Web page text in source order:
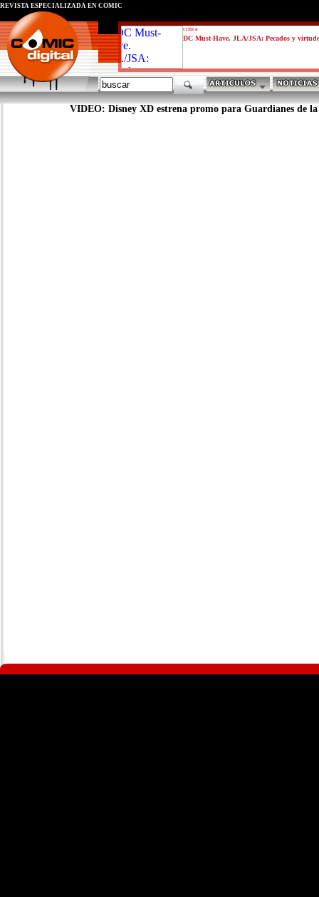
critica
DC Must-Have. JLA/JSA: Pecados y
REVISTA ESPECIALIZADA EN CÓMIC
VIDEO: Disney XD estrena promo para Guardianes de